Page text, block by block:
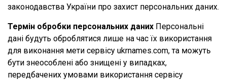
законодавства України про захист персональних даних.
Термін обробки персональних даних Персональні
дані будуть оброблятися лише на час їх використання
для виконання мети сервісу ukrnames.com, та можуть
бути знеособлені або знищені у випадках,
передбачених умовами використання сервісу